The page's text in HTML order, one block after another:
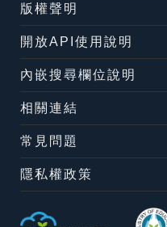
版權聲明
開放API使用說明
內嵌搜尋欄位說明
相關連結
常見問題
隱私權政策